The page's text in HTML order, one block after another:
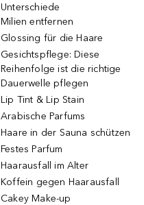
Unterschiede
Milien entfernen
Glossing für die Haare
Gesichtspflege: Diese
Reihenfolge ist die richtige
Dauerwelle pflegen
Lip Tint & Lip Stain
Arabische Parfums
Haare in der Sauna schützen
Festes Parfum
Haarausfall im Alter
Koffein gegen Haarausfall
Cakey Make-up